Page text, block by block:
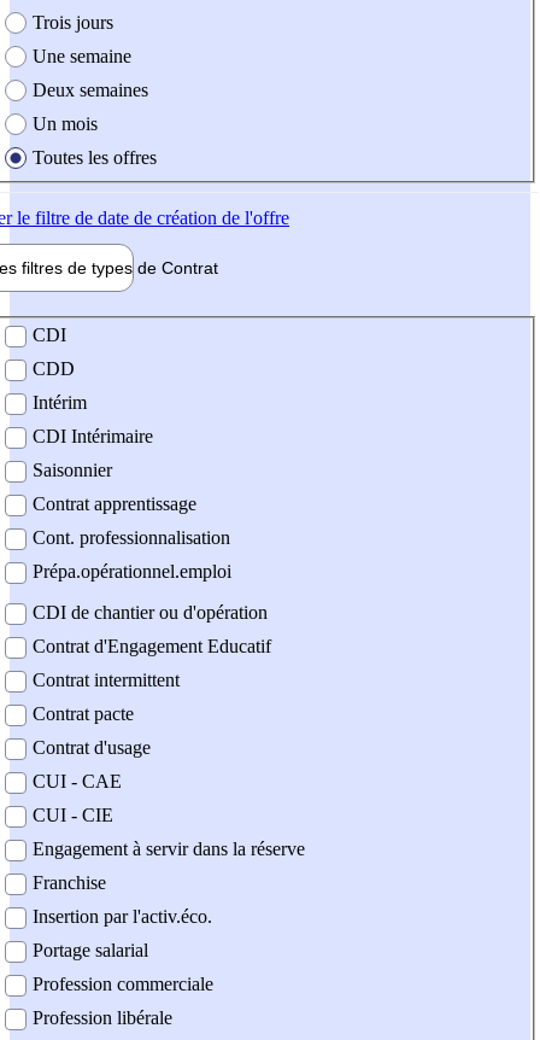
Trois jours
Une semaine
Deux semaines
Un mois
Toutes les offres
le filtre de date de création de l'offre
filtres de types de Contrat
contrat
CDI
CDD
Intérim
CDI Intérimaire
Saisonnier
Contrat apprentissage
Cont. professionnalisation
Prépa.opérationnel.emploi
CDI de chantier ou d'opération
Contrat d'Engagement Educatif
Contrat intermittent
Contrat pacte
Contrat d'usage
CUI - CAE
CUI - CIE
Engagement à servir dans la réserve
Franchise
Insertion par l'activ.éco.
Portage salarial
Profession commerciale
Profession libérale